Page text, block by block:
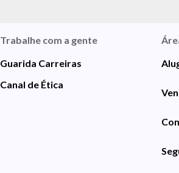
Trabalhe com a gente
Guarida Carreiras
Canal de Ética